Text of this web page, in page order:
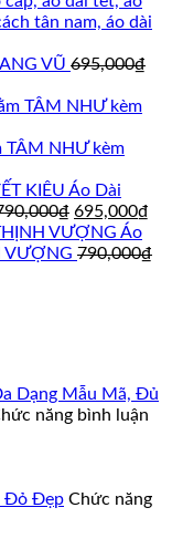
VŨ 695,000₫
TÂM NHƯ kèm
Áo Dài
₫ Giá
gốc
là:
695,000₫
tại
Áo
VƯỢNG 790,000₫
Dạng Mẫu Mã, Đủ
năng bình luận
Đỏ Đẹp Chức năng